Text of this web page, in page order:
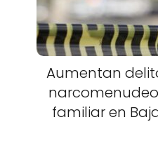
Aumentan
familiar en